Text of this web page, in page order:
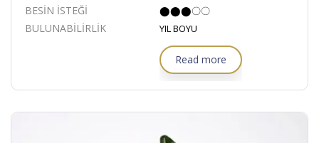
BESİN İSTEĞİ ⬤⬤⬤〇〇
BULUNABİLİRLİK YIL BOYU
Read more